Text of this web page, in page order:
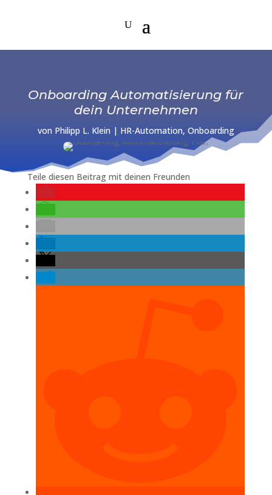
Onboarding Automatisierung für
dein Unternehmen
von Philipp L. Klein | HR-Automation, Onboarding
Teile diesen Beitrag mit deinen Freunden